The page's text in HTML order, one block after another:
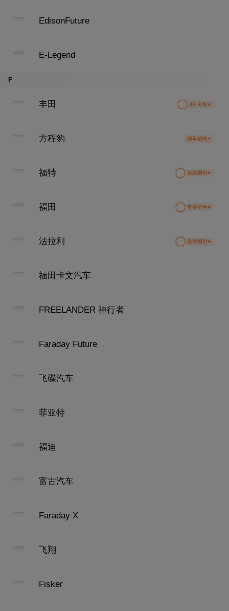
EdisonFuture
E-Legend
F
丰田 8月补贴
方程豹 购车攻略
福特 在线报价
福田 查报价单
法拉利 在线报价
福田卡文汽车
FREELANDER 神行者
Faraday Future
飞碟汽车
菲亚特
福迪
富古汽车
Faraday X
飞翔
Fisker